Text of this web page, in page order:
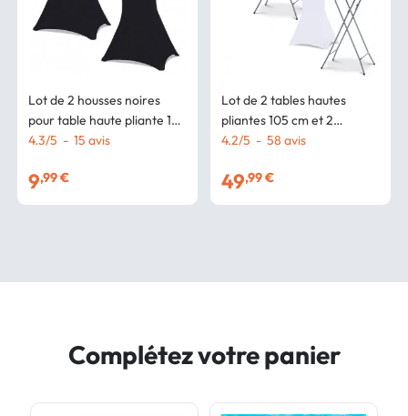
Lot de 2 housses noires
pour table haute pliante 105
cm
4.3/5 - 15 avis
9,99 €
Lot de 2 tables hautes
pliantes 105 cm et 2
housses blanches
4.2/5 - 58 avis
49,99 €
Complétez votre panier